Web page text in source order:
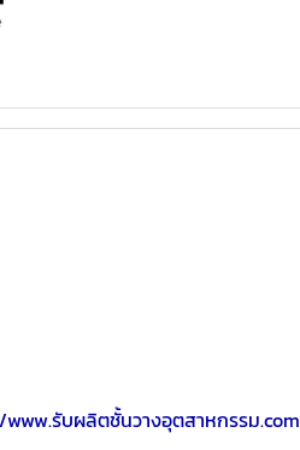
รับผลิตชั้นวางอุตสาหกรรม.com